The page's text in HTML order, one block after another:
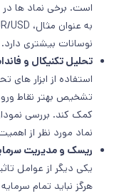
است. برخی نماد ها
نوسانات بیشتری دارد.
تحلیل تکنیکال و
استفاده از ابزار های
تشخیص بهتر نقاط
کمک کند. بررسی
نماد مورد نظر از
ریسک و مدیریت
یکی دیگر از عوامل
هرگز نباید تمام